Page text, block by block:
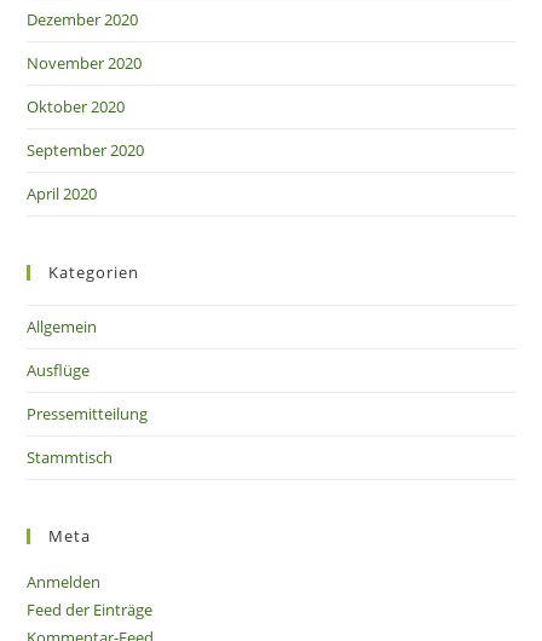
Dezember 2020
November 2020
Oktober 2020
September 2020
April 2020
Kategorien
Allgemein
Ausflüge
Pressemitteilung
Stammtisch
Meta
Anmelden
Feed der Einträge